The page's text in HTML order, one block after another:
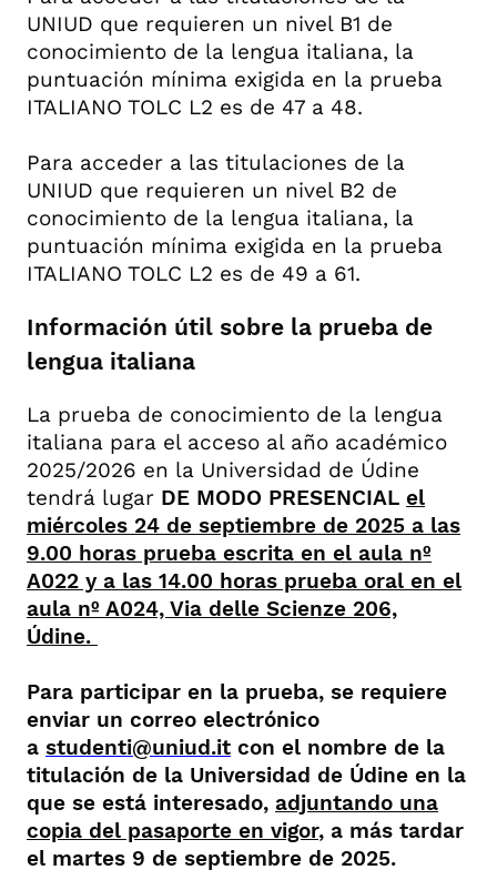
UNIUD que requieren un nivel B1 de
conocimiento de la lengua italiana, la
puntuación mínima exigida en la prueba
ITALIANO TOLC L2 es de 47 a 48.
Para acceder a las titulaciones de la
UNIUD que requieren un nivel B2 de
conocimiento de la lengua italiana, la
puntuación mínima exigida en la prueba
ITALIANO TOLC L2 es de 49 a 61.
Información útil sobre la prueba de
lengua italiana
La prueba de conocimiento de la lengua
italiana para el acceso al año académico
2025/2026 en la Universidad de Údine
tendrá lugar DE MODO PRESENCIAL el
miércoles 24 de septiembre de 2025 a las
9.00 horas prueba escrita en el aula nº
A022 y a las 14.00 horas prueba oral en el
aula nº A024, Via delle Scienze 206,
Údine.
Para participar en la prueba, se requiere
enviar un correo electrónico
a studenti@uniud.it con el nombre de la
titulación de la Universidad de Údine en la
que se está interesado, adjuntando una
copia del pasaporte en vigor, a más tardar
el martes 9 de septiembre de 2025.